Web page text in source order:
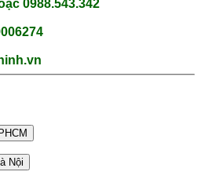
0988.543.342